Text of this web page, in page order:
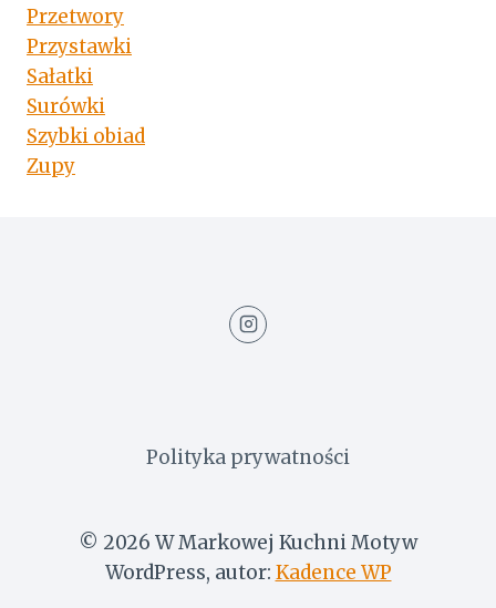
Przetwory
Przystawki
Sałatki
Surówki
Szybki obiad
Zupy
Polityka prywatności
© 2026 W Markowej Kuchni Motyw
WordPress, autor: Kadence WP